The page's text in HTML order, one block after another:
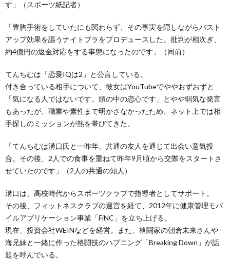
す」（スポーツ紙記者）
「豊胸手術をしていたにも関わらず、その事実を隠しながらバスト
アップ効果を謳うナイトブラをプロデュースした。批判が相次ぎ、
約4億円の返金対応をする事態になったのです」（同前）
てんちむは「恋愛IQは2」と公言している。
付き合っている相手について、彼女はYouTubeでややおずおずと
「気になる人ではないです。頭の中の恋心です」とやや弱気な発言
もあったが、職業や素性まで明かさなかったため、ネット上では相
手探しのミッションが熱を帯びてきた。
「てんちむは溝口氏と一昨年、共通の友人を通じて出会い意気投
合。その後、2人での食事を重ねて昨年9月頃から交際をスタートさ
せていたのです」（2人の共通の知人）
溝口は、高校時代からスポーツクラブで指導者としてサポート。
その後、フィットネスクラブの運営を経て、2012年に健康管理モバ
イルアプリケーション事業「FiNC」を立ち上げる。
現在、投資会社WEINなどを経営。また、格闘家の朝倉未来さんや
海兄妹と一緒に作った格闘技のハプニング「Breaking Down」が話
題を呼んでいる。